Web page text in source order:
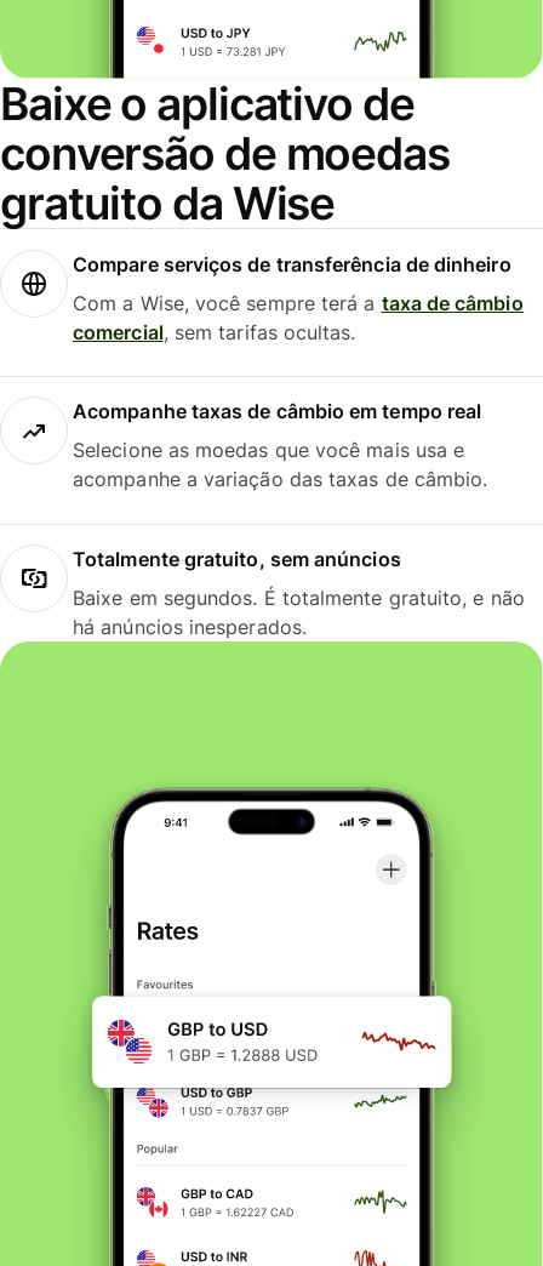
Baixe o aplicativo de
conversão de moedas
gratuito da Wise
Compare serviços de transferência de dinheiro
Com a Wise, você sempre terá a taxa de câmbio
comercial, sem tarifas ocultas.
Acompanhe taxas de câmbio em tempo real
Selecione as moedas que você mais usa e
acompanhe a variação das taxas de câmbio.
Totalmente gratuito, sem anúncios
Baixe em segundos. É totalmente gratuito, e não
há anúncios inesperados.